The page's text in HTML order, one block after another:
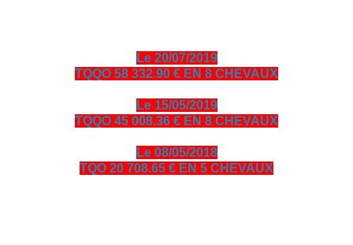
Le 20/07/2019
TQQO 58 332.90 € EN 8 CHEVAUX
Le 15/05/2019
TQQO 45 008.36 € EN 8 CHEVAUX
Le 08/05/2018
TQO 20 708.65 € EN 5 CHEVAUX